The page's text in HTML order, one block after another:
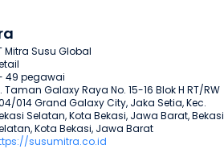
Mitra Susu Global
49 pegawai
Taman Galaxy Raya No. 15-16 Blok H RT/RW
014 Grand Galaxy City, Jaka Setia, Kec.
Selatan, Kota Bekasi, Jawa Barat, Bekasi
Kota Bekasi, Jawa Barat
susumitra.co.id